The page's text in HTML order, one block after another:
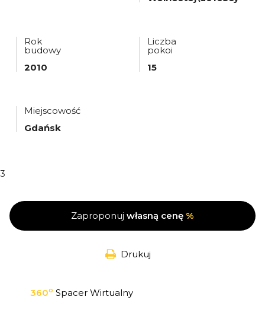
Rok
budowy
2010
Liczba
pokoi
15
Miejscowość
Gdańsk
3
Zaproponuj własną cenę %
Drukuj
360o Spacer Wirtualny